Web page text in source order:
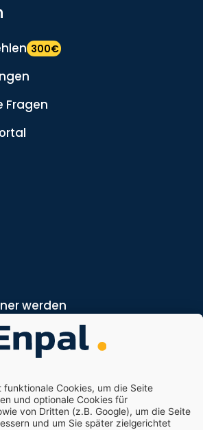
300€
Fragen
werden
Vertriebspartner werden